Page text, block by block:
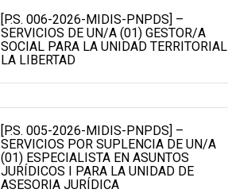
[P.S. 006-2026-MIDIS-PNPDS] –
SERVICIOS DE UN/A (01) GESTOR/A
SOCIAL PARA LA UNIDAD TERRITORIAL
LA LIBERTAD
[P.S. 005-2026-MIDIS-PNPDS] –
SERVICIOS POR SUPLENCIA DE UN/A
(01) ESPECIALISTA EN ASUNTOS
JURÍDICOS I PARA LA UNIDAD DE
ASESORIA JURÍDICA